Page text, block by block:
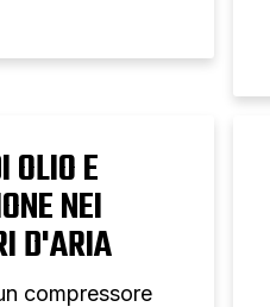
OLIO E
NEI
D'ARIA
compressore